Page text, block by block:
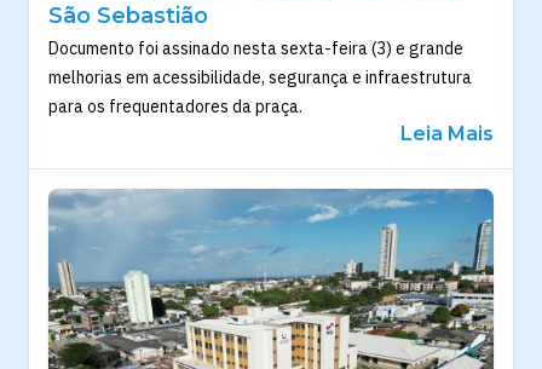
São Sebastião
Documento foi assinado nesta sexta-feira (3) e grande
melhorias em acessibilidade, segurança e infraestrutura
para os frequentadores da praça.
Leia Mais